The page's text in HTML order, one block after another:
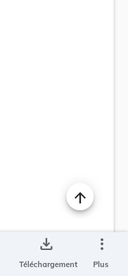
save_alt
Téléchargement
more_vert
Plus